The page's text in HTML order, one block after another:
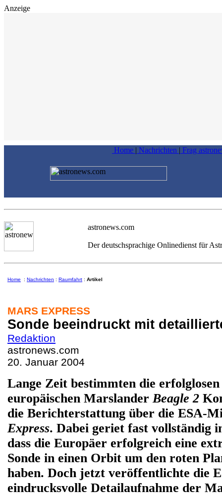
Anzeige
Home | Nachrichten | Frag
astronews.com
Der deutschsprachige Onlinedienst für
Home : Nachrichten : Raumfahrt : Artikel
MARS EXPRESS
Sonde beeindruckt mit
Redaktion
astronews.com
20. Januar 2004
Lange Zeit bestimmten die
europäischen MarslanderBeagle 2
die Berichterstattung über die ESA-
Express. Dabei geriet fast vollständig
dass die Europäer erfolgreich eine
Sonde in einen Orbit um den roten
haben. Doch jetzt veröffentlichte die
eindrucksvolle Detailaufnahme der